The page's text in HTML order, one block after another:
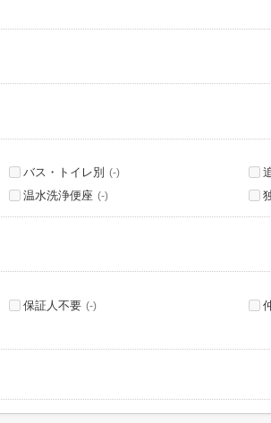
バス・トイレ別 (-)
温水洗浄便座 (-)
保証人不要 (-)